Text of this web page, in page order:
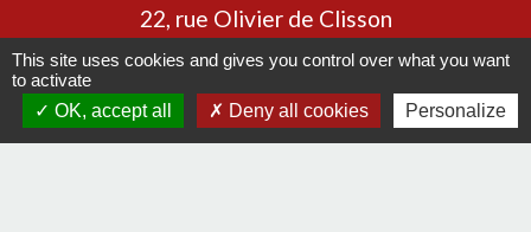
22, rue Olivier de Clisson
44430 La Remaudière - FRANCE
Contact par formulaire
This site uses cookies and gives you control over what you want
to activate
OK, accept all
Deny all cookies Personalize